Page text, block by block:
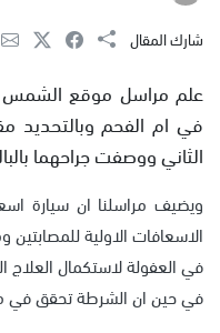
شارك المقال
علم مراسل موقع الشمس
في ام الفحم وبالتحديد
الثاني ووصفت جراحهما
ويضيف مراسلنا ان سيارة
الاسعافات الاولية
في العفولة لاستكمال العلاج
في حين ان الشرطة تحقق في